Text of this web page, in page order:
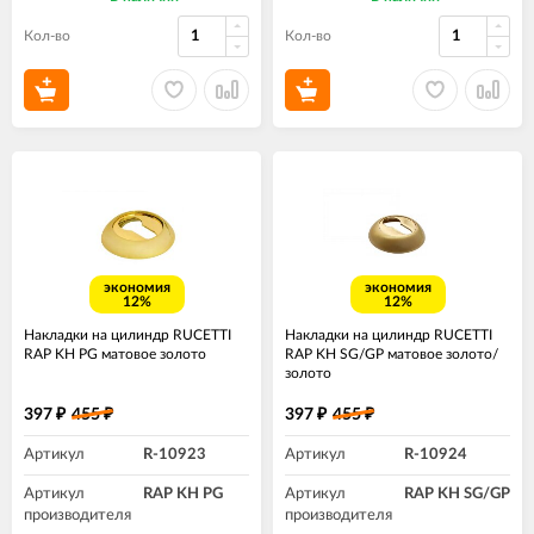
Кол-во Кол-во
экономия
12%
Накладки на цилиндр RUCETTI
RAP KH PG матовое золото
397 ₽ 455₽
Артикул R-10923
Артикул
производителя
RAP KH PG
экономия
12%
Накладки на цилиндр RUCETTI
RAP KH SG/GP матовое золото/
золото
397 ₽ 455₽
Артикул R-10924
Артикул
производителя
RAP KH SG/GP